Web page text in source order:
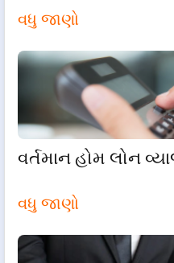
વધુ જાણો
વર્તમાન હોમ લોન
વધુ જાણો